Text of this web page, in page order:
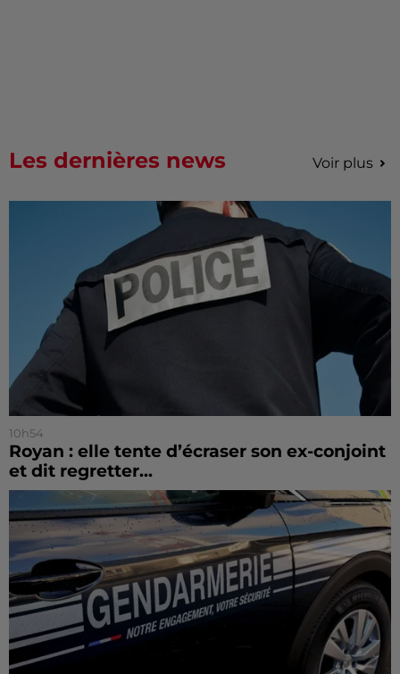
Les dernières news Voir plus
10h54
Royan : elle tente d’écraser son ex-conjoint
et dit regretter...